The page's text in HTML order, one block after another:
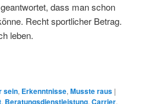
dass man schon
Recht sportlicher Betrag.
leben.
sein, Erkenntnisse, Musste raus |
, Beratungsdienstleistung, Carrier,